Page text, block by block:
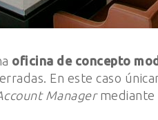
oficina de concepto
En este caso
Managermediante